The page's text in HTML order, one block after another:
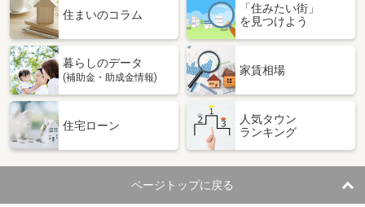
住まいのコラム
「住みたい街」
を見つけよう
暮らしのデータ
(補助金・助成金情報)
家賃相場
住宅ローン
人気タウン
ランキング
ページトップに戻る